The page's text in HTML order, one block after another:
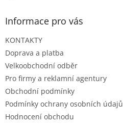
Informace pro vás
KONTAKTY
Doprava a platba
Velkoobchodní odběr
Pro firmy a reklamní agentury
Obchodní podmínky
Podmínky ochrany osobních údajů
Hodnocení obchodu